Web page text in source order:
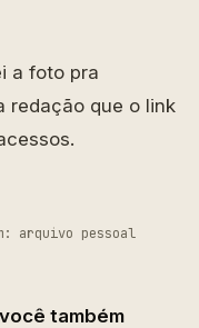
a foto pra
redação que o link
arquivo pessoal
também